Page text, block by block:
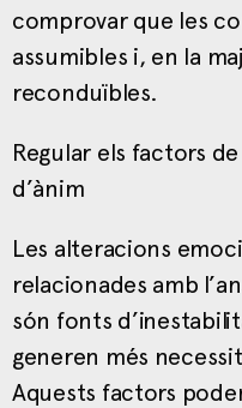
comprovar que les
assumibles i, en la
reconduïbles.
Regular els factors
d’ànim
Les alteracions
relacionades amb
són fonts
generen més
Aquests factors